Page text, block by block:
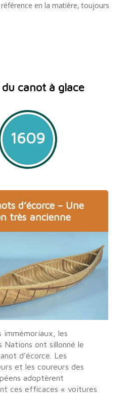
en la matière, toujours
canot à glace
1609
d’écorce – Une
très ancienne
immémoriaux, les
Nations ont sillonné le
d’écorce. Les
et les coureurs des
adoptèrent
ces efficaces « voitures